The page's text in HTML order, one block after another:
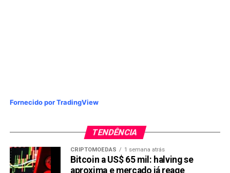
Fornecido por TradingView
TENDÊNCIA
CRIPTOMOEDAS 1 semana atrás
Bitcoin a US$ 65 mil: halving se
aproxima e mercado já reage